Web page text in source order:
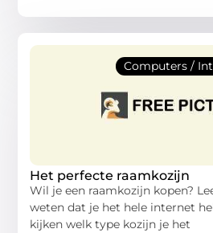
Computers /
Het perfecte raamkozijn
Wil je een raamkozijn kopen?
weten dat je het hele internet
kijken welk type kozijn je het